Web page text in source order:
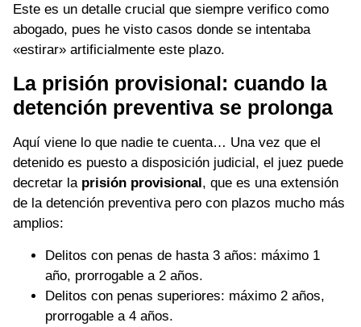
Este es un detalle crucial que siempre verifico como
abogado, pues he visto casos donde se intentaba
«estirar» artificialmente este plazo.
La prisión provisional: cuando la
detención preventiva se prolonga
Aquí viene lo que nadie te cuenta… Una vez que el
detenido es puesto a disposición judicial, el juez puede
decretar la prisión provisional , que es una extensión
de la detención preventiva pero con plazos mucho más
amplios:
Delitos con penas de hasta 3 años: máximo 1
año, prorrogable a 2 años.
Delitos con penas superiores: máximo 2 años,
prorrogable a 4 años.